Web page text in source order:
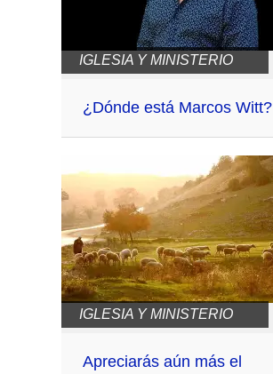
IGLESIA Y MINISTERIO
¿Dónde está Marcos Witt?
IGLESIA Y MINISTERIO
Apreciarás aún más el